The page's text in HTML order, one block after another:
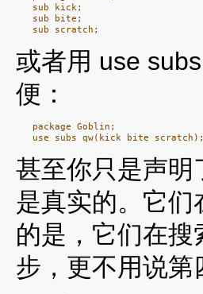
   sub kick;
   sub bite;
或者用 use
便：
   package Goblin;
甚至你只是声明
是真实的。它
的是，它们在
步，更不用说第